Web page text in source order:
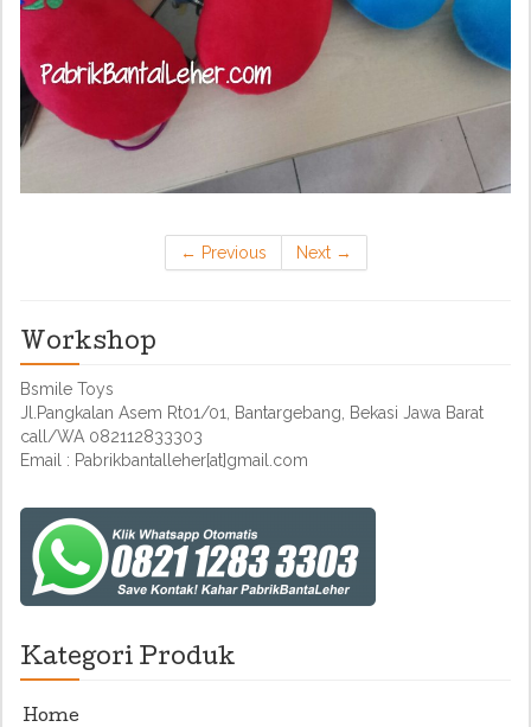
← Previous Next →
Workshop
Bsmile Toys
Jl.Pangkalan Asem Rt01/01, Bantargebang, Bekasi Jawa Barat
call/WA 082112833303
Email : Pabrikbantalleher[at]gmail.com
Kategori Produk
Home